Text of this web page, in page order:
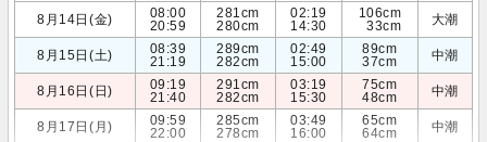
8月14日(金)
08:00
20:59
281cm
280cm
02:19
14:30
106cm
33cm
大潮
8月15日(土)
08:39
21:19
289cm
282cm
02:49
15:00
89cm
37cm
中潮
8月16日(日)
09:19
21:40
291cm
282cm
03:19
15:30
75cm
48cm
中潮
8月17日(月)
09:59
22:00
285cm
278cm
03:49
16:00
65cm
64cm
中潮